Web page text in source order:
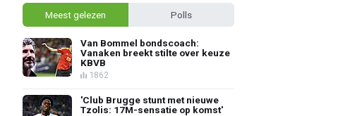
Meest gelezen Polls
Van Bommel bondscoach:
Vanaken breekt stilte over keuze
KBVB
1862
'Club Brugge stunt met nieuwe
Tzolis: 17M-sensatie op komst'